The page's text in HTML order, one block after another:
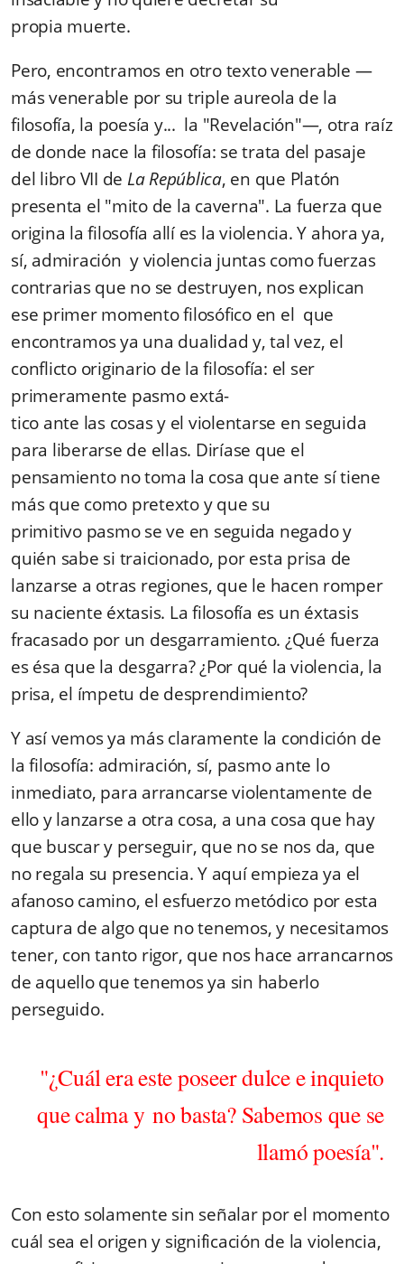
propia muerte.
Pero, encontramos en otro texto venerable —
más venerable por su triple aureola de la
filosofía, la poesía y... la "Revelación"—, otra raíz
de donde nace la filosofía: se trata del pasaje
del libro VII de La República, en que Platón
presenta el "mito de la caverna". La fuerza que
origina la filosofía allí es la violencia. Y ahora ya,
sí, admiración y violencia juntas como fuerzas
contrarias que no se destruyen, nos explican
ese primer momento filosófico en el que
encontramos ya una dualidad y, tal vez, el
conflicto originario de la filosofía: el ser
primeramente pasmo extá-
tico ante las cosas y el violentarse en seguida
para liberarse de ellas. Diríase que el
pensamiento no toma la cosa que ante sí tiene
más que como pretexto y que su
primitivo pasmo se ve en seguida negado y
quién sabe si traicionado, por esta prisa de
lanzarse a otras regiones, que le hacen romper
su naciente éxtasis. La filosofía es un éxtasis
fracasado por un desgarramiento. ¿Qué fuerza
es ésa que la desgarra? ¿Por qué la violencia, la
prisa, el ímpetu de desprendimiento?
Y así vemos ya más claramente la condición de
la filosofía: admiración, sí, pasmo ante lo
inmediato, para arrancarse violentamente de
ello y lanzarse a otra cosa, a una cosa que hay
que buscar y perseguir, que no se nos da, que
no regala su presencia. Y aquí empieza ya el
afanoso camino, el esfuerzo metódico por esta
captura de algo que no tenemos, y necesitamos
tener, con tanto rigor, que nos hace arrancarnos
de aquello que tenemos ya sin haberlo
perseguido.
"¿Cuál era este poseer dulce e inquieto
que calma y no basta? Sabemos que se
llamó poesía".
Con esto solamente sin señalar por el momento
cuál sea el origen y significación de la violencia,